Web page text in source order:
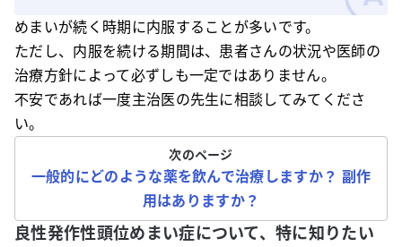
めまいが続く時期に内服することが多いです。
ただし、内服を続ける期間は、患者さんの状況や医師の
治療方針によって必ずしも一定ではありません。
不安であれば一度主治医の先生に相談してみてくださ
い。
次のページ
一般的にどのような薬を飲んで治療しますか？ 副作
用はありますか？
良性発作性頭位めまい症について、特に知りたい